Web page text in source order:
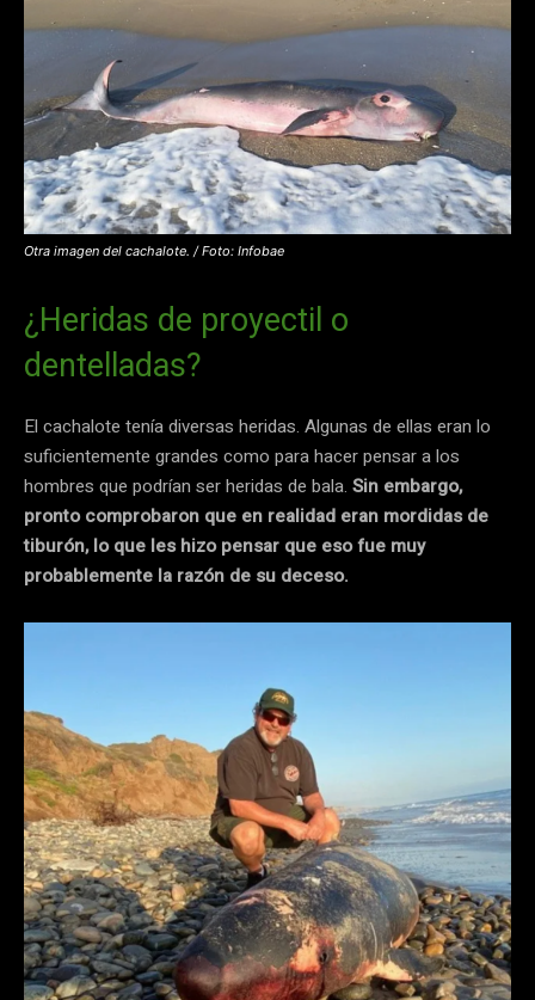
Otra imagen del cachalote. / Foto: Infobae
¿Heridas de proyectil o
dentelladas?
El cachalote tenía diversas heridas. Algunas de ellas eran lo
suficientemente grandes como para hacer pensar a los
hombres que podrían ser heridas de bala. Sin embargo,
pronto comprobaron que en realidad eran mordidas de
tiburón, lo que les hizo pensar que eso fue muy
probablemente la razón de su deceso.